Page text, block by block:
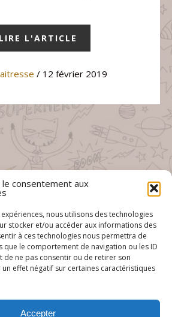
consentement aux
nous utilisons des technologies
stocker et/ou accéder aux informations des
à ces technologies nous permettra de
que le comportement de navigation ou les ID
de ne pas consentir ou de retirer son
effet négatif sur certaines caractéristiques
Accepter
LIRE L'ARTICLE
/ 12 février 2019